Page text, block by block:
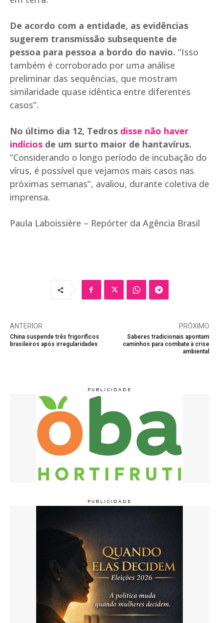
De acordo com a entidade, as evidências
sugerem transmissão subsequente de
pessoa para pessoa a bordo do navio. “Isso
também é corroborado por uma análise
preliminar das sequências, que mostram
similaridade quase idêntica entre diferentes
casos”.
No último dia 12, Tedros disse não haver
indícios de um surto maior de hantavírus.
“Considerando o longo período de incubação do
vírus, é possível que vejamos mais casos nas
próximas semanas”, avaliou, durante coletiva de
imprensa.
Paula Laboissière – Repórter da Agência Brasil
ANTERIOR
China suspende três frigoríficos
brasileiros após irregularidades
PRÓXIMO
Saberes tradicionais apontam
caminhos para combate à crise
ambiental